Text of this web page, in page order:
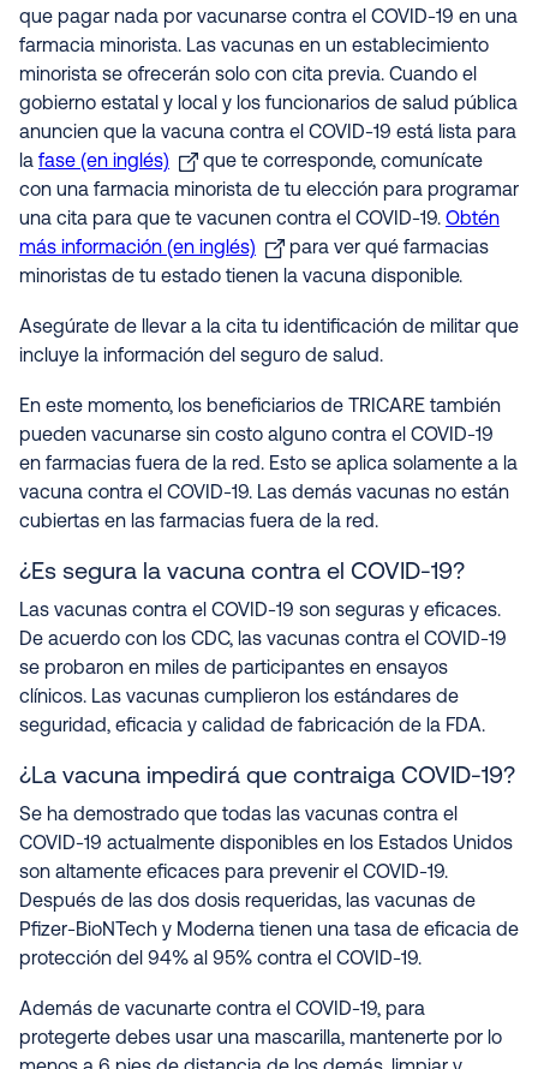
que pagar nada por vacunarse contra el COVID-19 en una
farmacia minorista. Las vacunas en un establecimiento
minorista se ofrecerán solo con cita previa. Cuando el
gobierno estatal y local y los funcionarios de salud pública
anuncien que la vacuna contra el COVID-19 está lista para
la fase (en inglés)
que te corresponde, comunícate
con una farmacia minorista de tu elección para programar
una cita para que te vacunen contra el COVID-19. Obtén
más información (en inglés)
para ver qué farmacias
minoristas de tu estado tienen la vacuna disponible.
Asegúrate de llevar a la cita tu identificación de militar que
incluye la información del seguro de salud.
En este momento, los beneficiarios de TRICARE también
pueden vacunarse sin costo alguno contra el COVID-19
en farmacias fuera de la red. Esto se aplica solamente a la
vacuna contra el COVID-19. Las demás vacunas no están
cubiertas en las farmacias fuera de la red.
¿Es segura la vacuna contra el COVID-19?
Las vacunas contra el COVID-19 son seguras y eficaces.
De acuerdo con los CDC, las vacunas contra el COVID-19
se probaron en miles de participantes en ensayos
clínicos. Las vacunas cumplieron los estándares de
seguridad, eficacia y calidad de fabricación de la FDA.
¿La vacuna impedirá que contraiga COVID-19?
Se ha demostrado que todas las vacunas contra el
COVID-19 actualmente disponibles en los Estados Unidos
son altamente eficaces para prevenir el COVID-19.
Después de las dos dosis requeridas, las vacunas de
Pfizer-BioNTech y Moderna tienen una tasa de eficacia de
protección del 94% al 95% contra el COVID-19.
Además de vacunarte contra el COVID-19, para
protegerte debes usar una mascarilla, mantenerte por lo